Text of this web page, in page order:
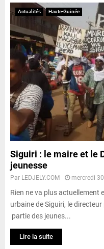
Actualités Haute-Guinée
Siguiri : le maire et le
jeunesse
Par LEDJELY.COM mercredi
Rien ne va plus actuellement
urbaine de Siguiri, le
partie des jeunes...
Lire la suite